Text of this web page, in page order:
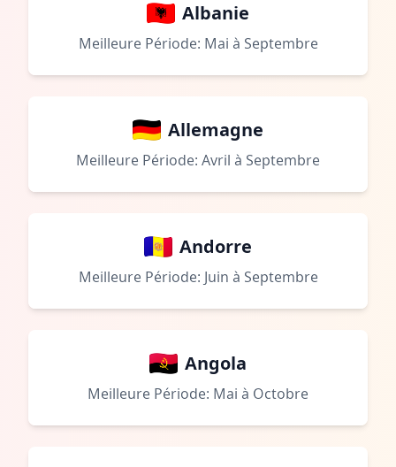
Albanie
Meilleure Période: Mai à Septembre
Allemagne
Meilleure Période: Avril à Septembre
Andorre
Meilleure Période: Juin à Septembre
Angola
Meilleure Période: Mai à Octobre